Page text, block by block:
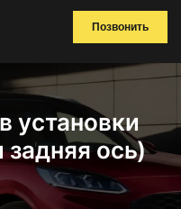
Позвонить
установки
задняя ось)